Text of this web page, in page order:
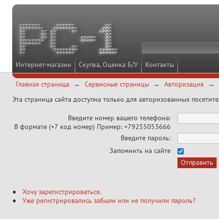
Интернет-магазин Скупка, Оценка Б/У Контакты
Главная страница Сервисные страницы
Авторизация
Эта страница сайта доступна только для авторизованных
Введите номер вашего телефона:
В формате (+7 код номер) Пример: +79255053666
Введите пароль:
Запомнить на сайте
Хочу зарегистрироваться.
Уже регистрировались забыли или не получили пароль?